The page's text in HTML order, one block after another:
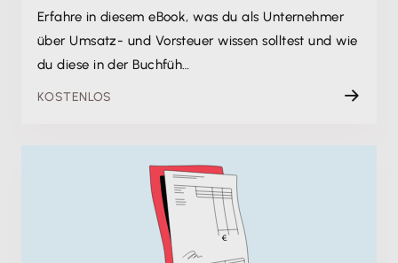
Erfahre in diesem eBook, was du als Unternehmer
über Umsatz- und Vorsteuer wissen solltest und wie
du diese in der Buchfüh…
KOSTENLOS